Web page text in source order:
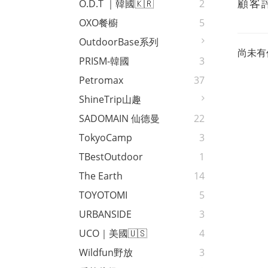
O.D.T ｜韓國🇰🇷
2
OXO餐櫥
5
OutdoorBase系列
PRISM-韓國
3
Petromax
37
ShineTrip山趣
SADOMAIN 仙德曼
22
TokyoCamp
3
TBestOutdoor
1
The Earth
14
TOYOTOMI
5
URBANSIDE
3
UCO｜美國🇺🇸
4
Wildfun野放
3
顧客
尚未